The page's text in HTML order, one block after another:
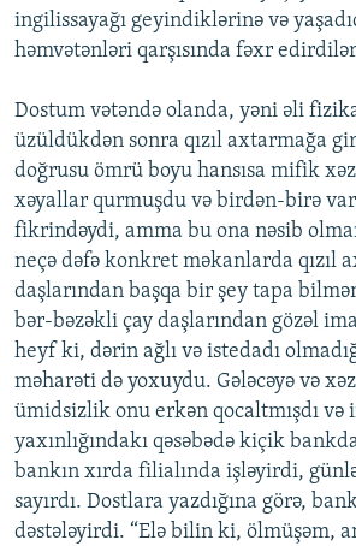
ingilissayağı geyindiklərinə və
həmvətənləri qarşısında fəxr
Dostum vətəndə olanda, yəni əli
üzüldükdən sonra qızıl axtarmağa
doğrusu ömrü boyu hansısa mifik
xəyallar qurmuşdu və birdən-birə
fikrindəydi, amma bu ona nəsib
neçə dəfə konkret məkanlarda qızıl
daşlarından başqa bir şey tapa
bər-bəzəkli çay daşlarından gözəl
heyf ki, dərin ağlı və istedadı
məharəti də yoxuydu. Gələcəyə və
ümidsizlik onu erkən qocaltmışdı və
yaxınlığındakı qəsəbədə kiçik
bankın xırda filialında işləyirdi,
sayırdı. Dostlara yazdığına görə,
dəstələyirdi. “Elə bilin ki, ölmüşəm,